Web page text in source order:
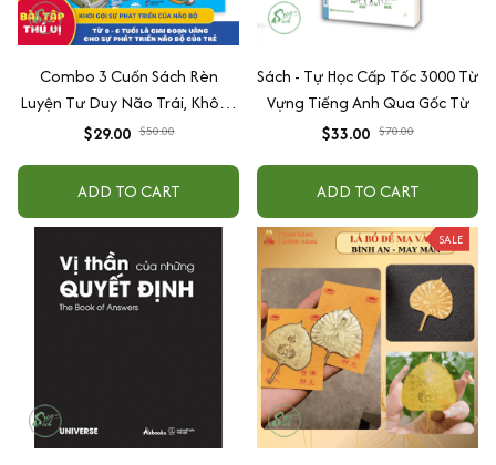
Combo 3 Cuốn Sách Rèn
Luyện Tư Duy Não Trái, Không
Não Phải - Đánh Thức Tiềm
$29.00 $50.00
ADD TO CART
Sách - Tự Học Cấp Tốc 3000 Từ
Vựng Tiếng Anh Qua Gốc Từ
$33.00 $70.00
ADD TO CART
SALE